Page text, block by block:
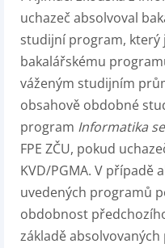
uchazeč absolvoval
studijní program, který
bakalářskému
váženým studijním
obsahově obdobné
program Informatika
FPE ZČU, pokud
KVD/PGMA. V případě
uvedených programů
obdobnost
základě